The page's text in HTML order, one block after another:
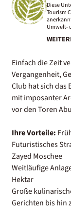
Diese
Tourism
Umwelt-
Einfach die Zeit
Vergangenheit,
Club hat sich das
mit imposanter
vor den Toren
Ihre Vorteile:
Futuristisches
Zayed Moschee
Weitläufige
Hektar
Große
Gerichten bis hin